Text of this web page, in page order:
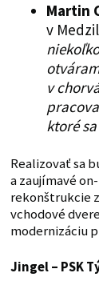
Martin
v
v
ktoré
Realizovať sa
a zaujímavé
rekonštrukcie
vchodové
modernizáciu
Jingel – PSK